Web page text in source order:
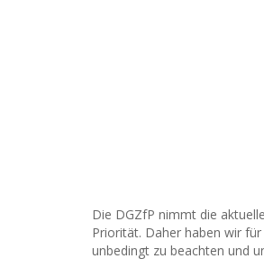
Die DGZfP nimmt die
Priorität. Daher haben wir
unbedingt zu beachten und